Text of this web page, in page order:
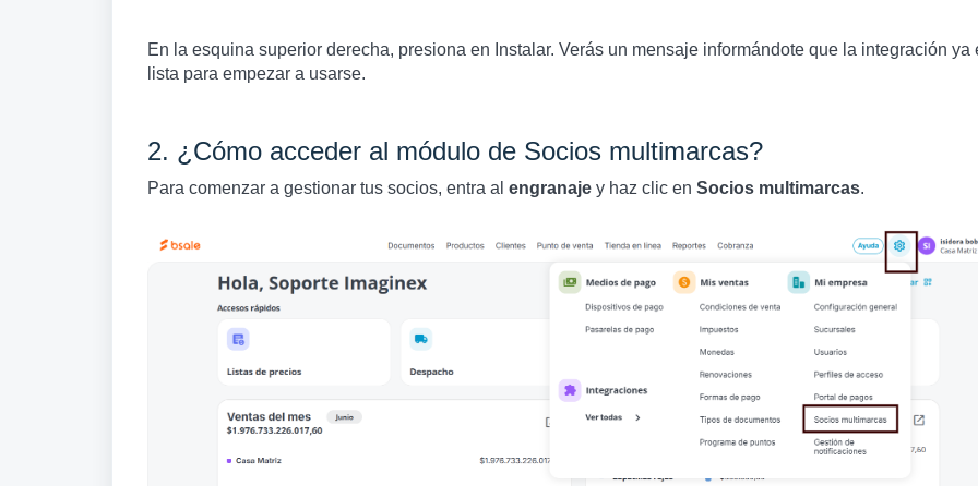
En la esquina superior derecha, presiona en Instalar. Verás un mensaje informándote que la integración ya
lista para empezar a usarse.
2. ¿Cómo acceder al módulo de Socios multimarcas?
Para comenzar a gestionar tus socios, entra al engranaje y haz clic en Socios multimarcas.